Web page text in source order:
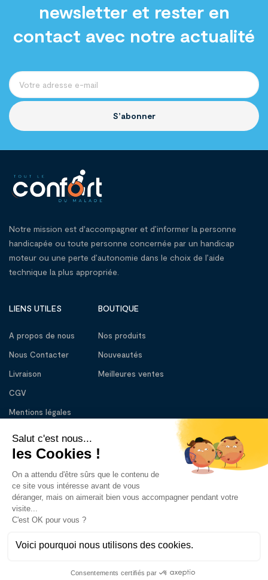
newsletter et rester en
contact avec notre actualité
S’abonner
Notre mission est d'accompagner et d’informer la personne
handicapée ou toute personne concernée par un handicap
moteur ou une perte d’autonomie dans le choix de l’aide
technique la plus appropriée.
LIENS UTILES
A propos de nous
Nous Contacter
Livraison
CGV
Mentions légales
BOUTIQUE
Nos produits
Nouveautés
Meilleures ventes
BESOIN D’AIDE
Lundi – Vendredi : 10:00 - 13:00
14:30 – 18:30
contact@tlcdm.com
Copyright © 2023 tout le confort du malade. Tous droits